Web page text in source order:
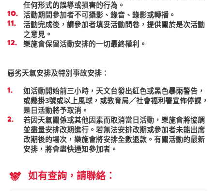
任何形式的誤導或損害的行為。
活動期間參加者不可攝影、錄音、錄影或轉播。
活動完成後，請參加者填妥活動問卷，提供關於是次活動
之意見。
樂施會保留活動安排的一切最終權利。
惡劣天氣安排及特別事故安排：
如活動開始前三小時，天文台發出紅色或黑色暴雨警告，
或懸掛3號或以上風球，或教育局／社會福利署宣佈停課，
是日活動將予取消。
若因天氣關係或其他因素而取消當日活動，樂施會將協調
並盡量安排改期進行。若無法安排改期或參加者未能出席
改期後的場次，樂施會將安排全數退款。有關活動的最新
安排，將會盡快通知參加者。
如有查詢，請聯絡：